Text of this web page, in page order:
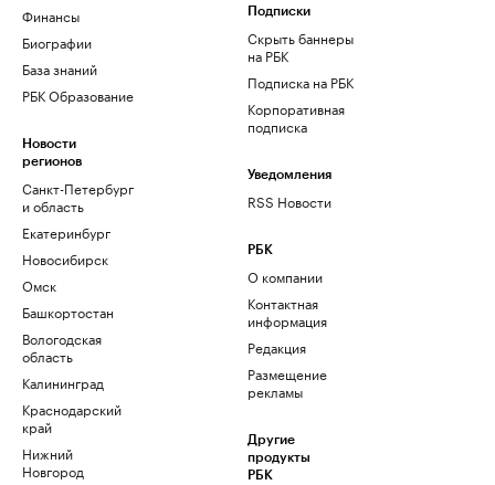
Финансы
Биографии
База знаний
РБК Образование
Новости
регионов
Санкт-Петербург
и область
Екатеринбург
Новосибирск
Омск
Башкортостан
Вологодская
область
Калининград
Краснодарский
край
Нижний
Новгород
Подписки
Скрыть баннеры
на РБК
Подписка на РБК
Корпоративная
подписка
Уведомления
RSS Новости
РБК
О компании
Контактная
информация
Редакция
Размещение
рекламы
Другие
продукты
РБК